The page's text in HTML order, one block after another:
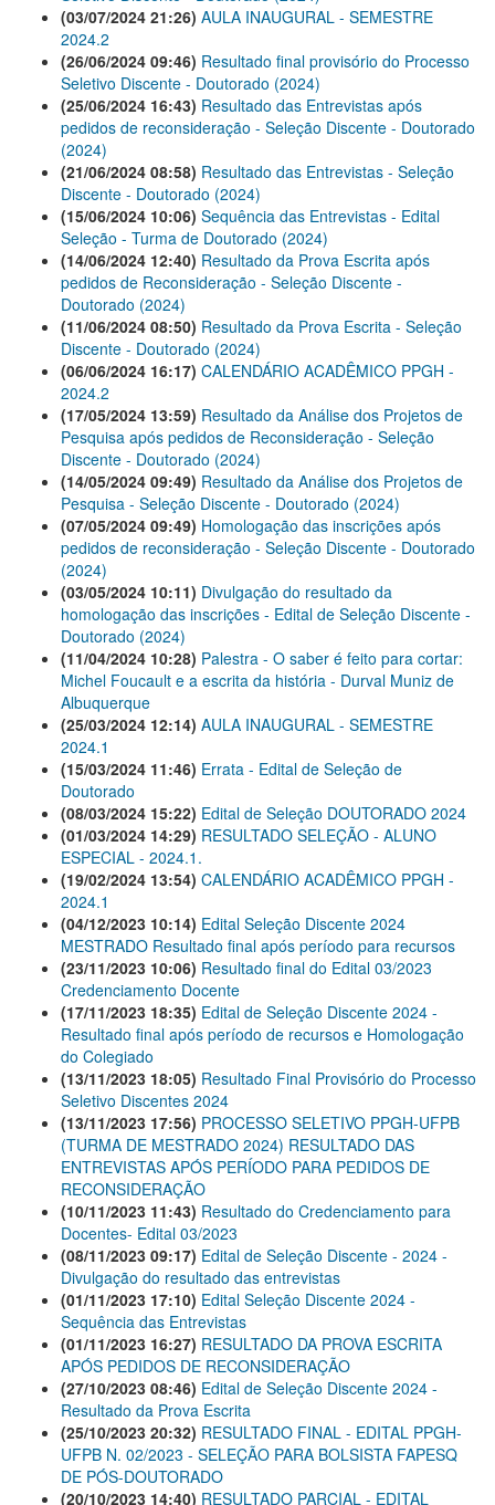
(03/07/2024 21:26) AULA INAUGURAL - SEMESTRE
2024.2
(26/06/2024 09:46) Resultado final provisório do Processo
Seletivo Discente - Doutorado (2024)
(25/06/2024 16:43) Resultado das Entrevistas após
pedidos de reconsideração - Seleção Discente - Doutorado
(2024)
(21/06/2024 08:58) Resultado das Entrevistas - Seleção
Discente - Doutorado (2024)
(15/06/2024 10:06) Sequência das Entrevistas - Edital
Seleção - Turma de Doutorado (2024)
(14/06/2024 12:40) Resultado da Prova Escrita após
pedidos de Reconsideração - Seleção Discente -
Doutorado (2024)
(11/06/2024 08:50) Resultado da Prova Escrita - Seleção
Discente - Doutorado (2024)
(06/06/2024 16:17) CALENDÁRIO ACADÊMICO PPGH -
2024.2
(17/05/2024 13:59) Resultado da Análise dos Projetos de
Pesquisa após pedidos de Reconsideração - Seleção
Discente - Doutorado (2024)
(14/05/2024 09:49) Resultado da Análise dos Projetos de
Pesquisa - Seleção Discente - Doutorado (2024)
(07/05/2024 09:49) Homologação das inscrições após
pedidos de reconsideração - Seleção Discente - Doutorado
(2024)
(03/05/2024 10:11) Divulgação do resultado da
homologação das inscrições - Edital de Seleção Discente -
Doutorado (2024)
(11/04/2024 10:28) Palestra - O saber é feito para cortar:
Michel Foucault e a escrita da história - Durval Muniz de
Albuquerque
(25/03/2024 12:14) AULA INAUGURAL - SEMESTRE
2024.1
(15/03/2024 11:46) Errata - Edital de Seleção de
Doutorado
(08/03/2024 15:22) Edital de Seleção DOUTORADO 2024
(01/03/2024 14:29) RESULTADO SELEÇÃO - ALUNO
ESPECIAL - 2024.1.
(19/02/2024 13:54) CALENDÁRIO ACADÊMICO PPGH -
2024.1
(04/12/2023 10:14) Edital Seleção Discente 2024
MESTRADO Resultado final após período para recursos
(23/11/2023 10:06) Resultado final do Edital 03/2023
Credenciamento Docente
(17/11/2023 18:35) Edital de Seleção Discente 2024 -
Resultado final após período de recursos e Homologação
do Colegiado
(13/11/2023 18:05) Resultado Final Provisório do Processo
Seletivo Discentes 2024
(13/11/2023 17:56) PROCESSO SELETIVO PPGH-UFPB
(TURMA DE MESTRADO 2024) RESULTADO DAS
ENTREVISTAS APÓS PERÍODO PARA PEDIDOS DE
RECONSIDERAÇÃO
(10/11/2023 11:43) Resultado do Credenciamento para
Docentes- Edital 03/2023
(08/11/2023 09:17) Edital de Seleção Discente - 2024 -
Divulgação do resultado das entrevistas
(01/11/2023 17:10) Edital Seleção Discente 2024 -
Sequência das Entrevistas
(01/11/2023 16:27) RESULTADO DA PROVA ESCRITA
APÓS PEDIDOS DE RECONSIDERAÇÃO
(27/10/2023 08:46) Edital de Seleção Discente 2024 -
Resultado da Prova Escrita
(25/10/2023 20:32) RESULTADO FINAL - EDITAL PPGH-
UFPB N. 02/2023 - SELEÇÃO PARA BOLSISTA FAPESQ
DE PÓS-DOUTORADO
(20/10/2023 14:40) RESULTADO PARCIAL - EDITAL